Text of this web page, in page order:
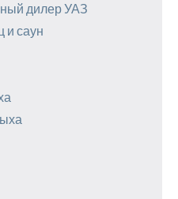
дилер УАЗ
и саун